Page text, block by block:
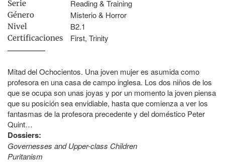
Serie Reading & Training
Género Misterio & Horror
Nivel B2.1
Certificaciones First, Trinity
Mitad del Ochocientos. Una joven mujer es asumida como
profesora en una casa de campo inglesa. Los dos niños de los
que se ocupa son unas joyas y por un momento la joven piensa
que su posición sea envidiable, hasta que comienza a ver los
fantasmas de la profesora precedente y del doméstico Peter
Quint…
Dossiers:
Governesses and Upper-class Children
Puritanism